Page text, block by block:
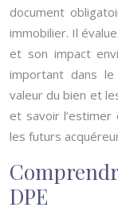
document
immobilier. Il
et son impact
important dans le
valeur du bien et
et savoir
les futurs
DPE